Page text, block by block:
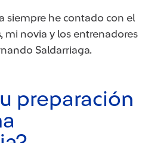
siempre he contado con el
mi novia y los entrenadores
Saldarriaga.
preparación